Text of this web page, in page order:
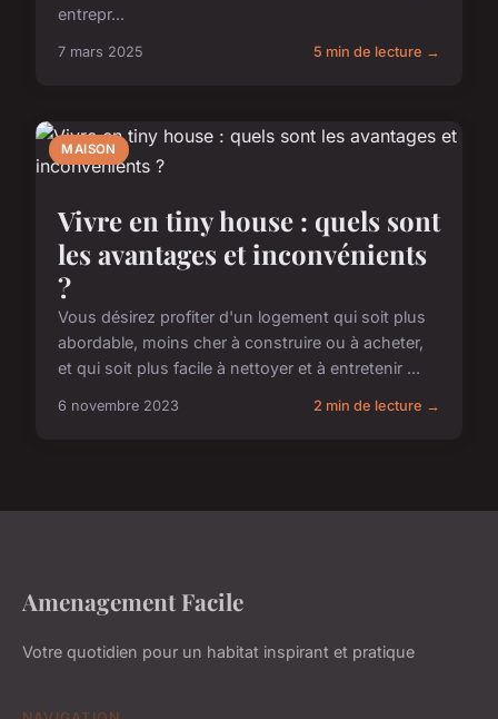
entrepr...
7 mars 2025 5 min de lecture →
MAISON
Vivre en tiny house : quels sont
les avantages et inconvénients
?
Vous désirez profiter d'un logement qui soit plus
abordable, moins cher à construire ou à acheter,
et qui soit plus facile à nettoyer et à entretenir ...
6 novembre 2023 2 min de lecture →
Amenagement Facile
Votre quotidien pour un habitat inspirant et pratique